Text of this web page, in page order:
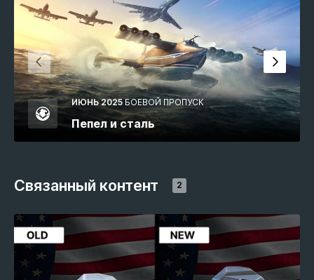
ИЮНЬ 2025 БОЕВОЙ ПРОПУСК
Пепел и сталь
Связанный контент 2